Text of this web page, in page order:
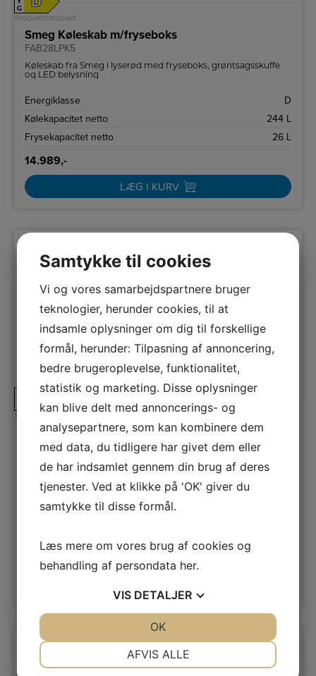
G
Produktdatablad
Smeg Køleskab m/fryseboks
FAB28LPK5
Køleskab fra Smeg i lyserød med fryseboks, grøntsagsskuffe
og LED belysning
Energiklasse
D
Kølekapacitet netto
244 L
Frysekapacitet netto
26 L
14.989,-
LÆG I KURV
D
Produktdatablad
Smeg Køleskab m/fryseboks
FAB28LSV5/V
Køleskab fra Smeg i sølv med fryseboks, grøntsagsskuffe og
LED belysning.
Kølekapacitet netto
14.989,-
Samtykke til cookies
Vi og vores samarbejdspartnere bruger
teknologier, herunder cookies, til at
indsamle oplysninger om dig til forskellige
formål, herunder: Tilpasning af annoncering,
bedre brugeroplevelse, funktionalitet,
statistik og marketing. Disse oplysninger
kan blive delt med annoncerings- og
analysepartnere, som kan kombinere dem
med data, du tidligere har givet dem eller
de har indsamlet gennem din brug af deres
tjenester. Ved at klikke på 'OK' giver du
samtykke til disse formål.
Læs mere om vores brug af cookies og
behandling af persondata her.
VIS DETALJER
AFVIS ALLE
OK